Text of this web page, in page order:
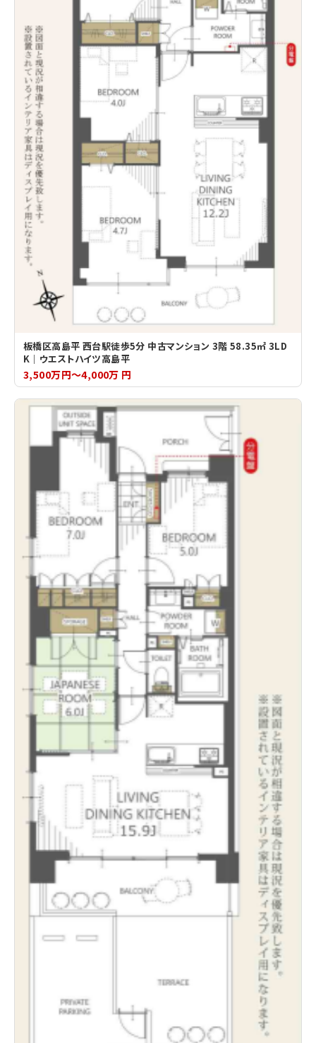
板橋区高島平 西台駅徒歩5分 中古マンション 3階 58.35㎡ 3LD
K｜ウエストハイツ高島平
3,500万円～4,000万 円